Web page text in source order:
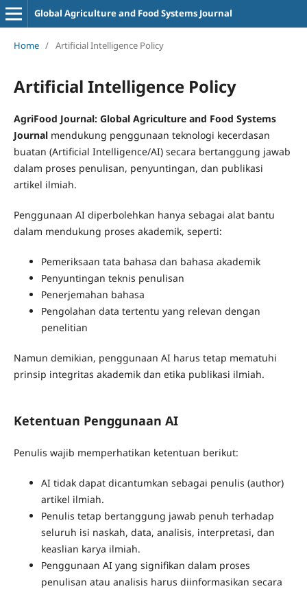
Global Agriculture and Food Systems Journal
Home / Artificial Intelligence Policy
Artificial Intelligence Policy
AgriFood Journal: Global Agriculture and Food Systems
Journalmendukung penggunaan teknologi kecerdasan
buatan (Artificial Intelligence/AI) secara bertanggung jawab
dalam proses penulisan, penyuntingan, dan publikasi
artikel ilmiah.
Penggunaan AI diperbolehkan hanya sebagai alat bantu
dalam mendukung proses akademik, seperti:
Pemeriksaan tata bahasa dan bahasa akademik
Penyuntingan teknis penulisan
Penerjemahan bahasa
Pengolahan data tertentu yang relevan dengan
penelitian
Namun demikian, penggunaan AI harus tetap mematuhi
prinsip integritas akademik dan etika publikasi ilmiah.
Ketentuan Penggunaan AI
Penulis wajib memperhatikan ketentuan berikut:
AI tidak dapat dicantumkan sebagai penulis (author)
artikel ilmiah.
Penulis tetap bertanggung jawab penuh terhadap
seluruh isi naskah, data, analisis, interpretasi, dan
keaslian karya ilmiah.
Penggunaan AI yang signifikan dalam proses
penulisan atau analisis harus diinformasikan secara